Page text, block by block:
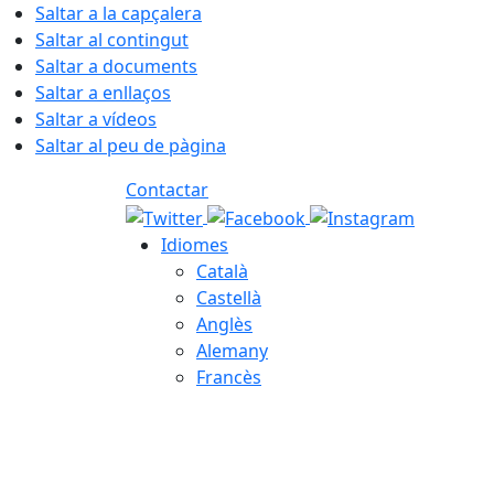
Saltar a la capçalera
Saltar al contingut
Saltar a documents
Saltar a enllaços
Saltar a vídeos
Saltar al peu de pàgina
Contactar
Idiomes
Català
Castellà
Anglès
Alemany
Francès